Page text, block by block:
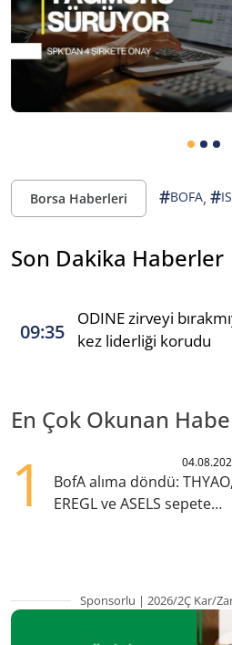
Borsa Haberleri #BOFA, #
Son Dakika Haberler
09:35
ODINE zirveyi
kez liderliği korudu
En Çok Okunan
1
BofA alıma döndü: THYAO,
EREGL ve ASELS sepete
Sponsorlu | 2026/2Ç Kar/